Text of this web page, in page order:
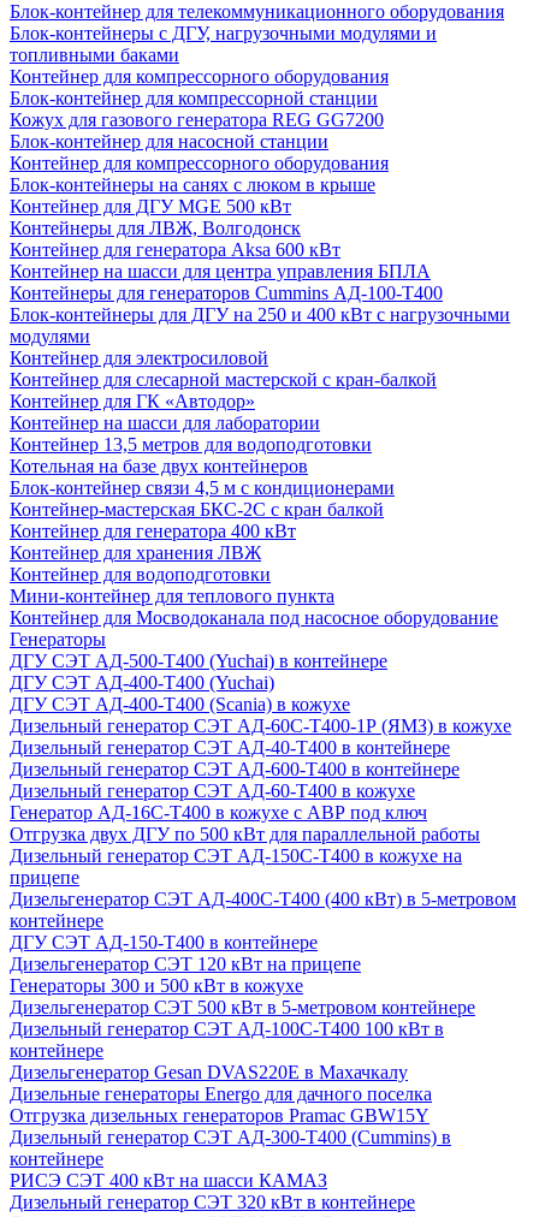
Блок-контейнер для телекоммуникационного оборудования
Блок-контейнеры с ДГУ, нагрузочными модулями и
топливными баками
Контейнер для компрессорного оборудования
Блок-контейнер для компрессорной станции
Кожух для газового генератора REG GG7200
Блок-контейнер для насосной станции
Контейнер для компрессорного оборудования
Блок-контейнеры на санях с люком в крыше
Контейнер для ДГУ MGE 500 кВт
Контейнеры для ЛВЖ, Волгодонск
Контейнер для генератора Aksa 600 кВт
Контейнер на шасси для центра управления БПЛА
Контейнеры для генераторов Cummins АД-100-Т400
Блок-контейнеры для ДГУ на 250 и 400 кВт с нагрузочными
модулями
Контейнер для электросиловой
Контейнер для слесарной мастерской с кран-балкой
Контейнер для ГК «Автодор»
Контейнер на шасси для лаборатории
Контейнер 13,5 метров для водоподготовки
Котельная на базе двух контейнеров
Блок-контейнер связи 4,5 м с кондиционерами
Контейнер-мастерская БКС-2С с кран балкой
Контейнер для генератора 400 кВт
Контейнер для хранения ЛВЖ
Контейнер для водоподготовки
Мини-контейнер для теплового пункта
Контейнер для Мосводоканала под насосное оборудование
Генераторы
ДГУ СЭТ АД-500-Т400 (Yuchai) в контейнере
ДГУ СЭТ АД-400-Т400 (Yuchai)
ДГУ СЭТ АД-400-Т400 (Scania) в кожухе
Дизельный генератор СЭТ АД-60С-Т400-1Р (ЯМЗ) в кожухе
Дизельный генератор СЭТ АД-40-Т400 в контейнере
Дизельный генератор СЭТ АД-600-Т400 в контейнере
Дизельный генератор СЭТ АД-60-Т400 в кожухе
Генератор АД-16С-Т400 в кожухе с АВР под ключ
Отгрузка двух ДГУ по 500 кВт для параллельной работы
Дизельный генератор СЭТ АД-150С-Т400 в кожухе на
прицепе
Дизельгенератор СЭТ АД-400С-Т400 (400 кВт) в 5-метровом
контейнере
ДГУ СЭТ АД-150-Т400 в контейнере
Дизельгенератор СЭТ 120 кВт на прицепе
Генераторы 300 и 500 кВт в кожухе
Дизельгенератор СЭТ 500 кВт в 5-метровом контейнере
Дизельный генератор СЭТ АД-100С-Т400 100 кВт в
контейнере
Дизельгенератор Gesan DVAS220E в Махачкалу
Дизельные генераторы Energo для дачного поселка
Отгрузка дизельных генераторов Pramac GВW15Y
Дизельный генератор СЭТ АД-300-Т400 (Cummins) в
контейнере
РИСЭ СЭТ 400 кВт на шасси КАМАЗ
Дизельный генератор СЭТ 320 кВт в контейнере